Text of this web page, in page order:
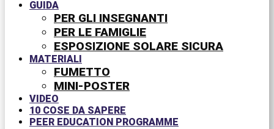
GUIDA
PER GLI INSEGNANTI
PER LE FAMIGLIE
ESPOSIZIONE SOLARE SICURA
MATERIALI
FUMETTO
MINI-POSTER
VIDEO
10 COSE DA SAPERE
PEER EDUCATION PROGRAMME